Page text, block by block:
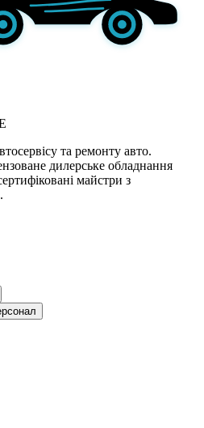
та ремонту авто.
дилерське обладнання
майстри з